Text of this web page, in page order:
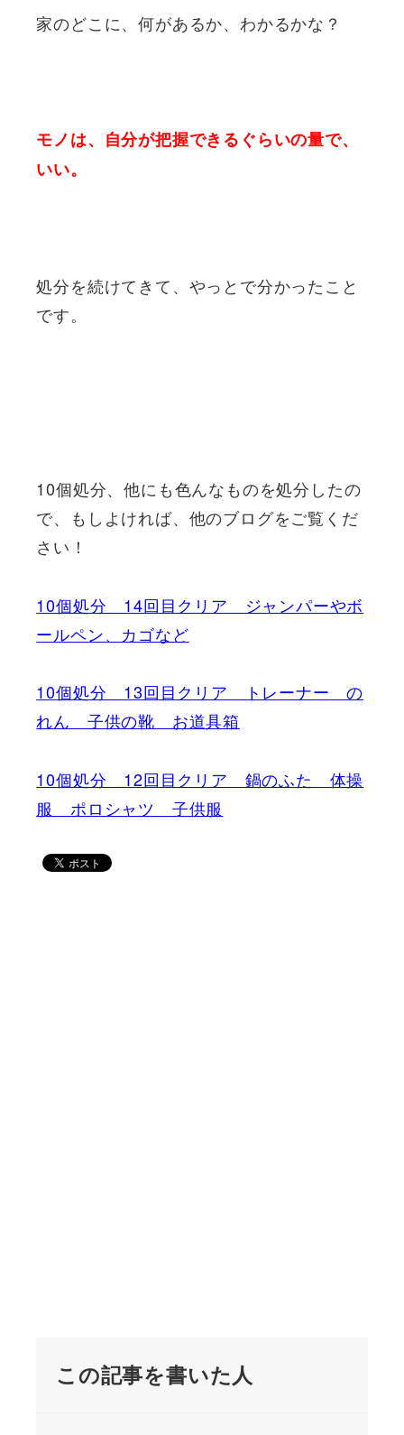
家のどこに、何があるか、わかるかな？
モノは、自分が把握できるぐらいの量で、
いい。
処分を続けてきて、やっとで分かったこと
です。
10個処分、他にも色んなものを処分したの
で、もしよければ、他のブログをご覧くだ
さい！
10個処分 14回目クリア ジャンパーやボ
ールペン、カゴなど
10個処分 13回目クリア トレーナー の
れん 子供の靴 お道具箱
10個処分 12回目クリア 鍋のふた 体操
服 ポロシャツ 子供服
この記事を書いた人